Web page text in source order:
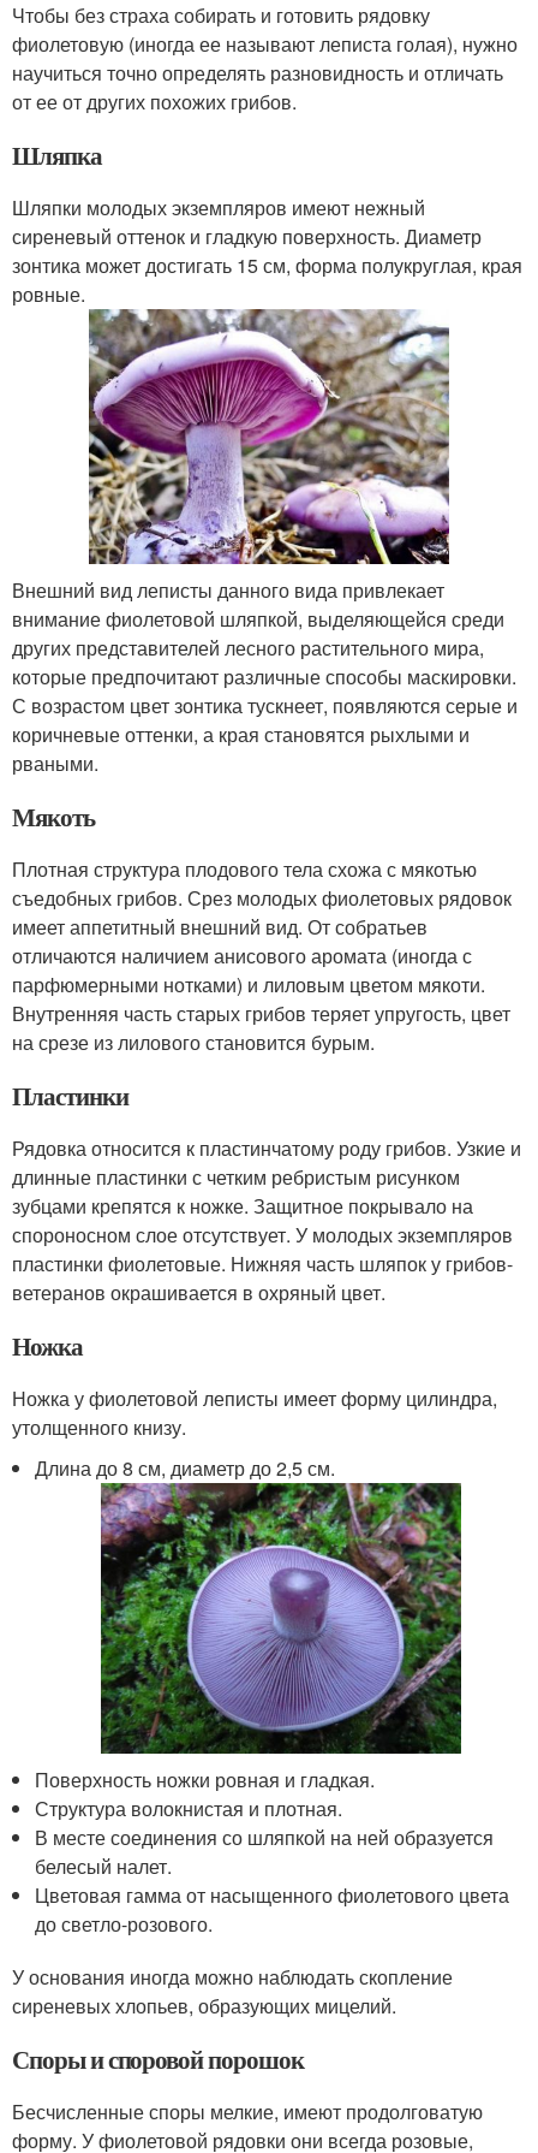
Чтобы без страха собирать и готовить рядовку
фиолетовую (иногда ее называют леписта голая), нужно
научиться точно определять разновидность и отличать
от ее от других похожих грибов.
Шляпка
Шляпки молодых экземпляров имеют нежный
сиреневый оттенок и гладкую поверхность. Диаметр
зонтика может достигать 15 см, форма полукруглая, края
ровные.
Внешний вид леписты данного вида привлекает
внимание фиолетовой шляпкой, выделяющейся среди
других представителей лесного растительного мира,
которые предпочитают различные способы маскировки.
С возрастом цвет зонтика тускнеет, появляются серые и
коричневые оттенки, а края становятся рыхлыми и
рваными.
Мякоть
Плотная структура плодового тела схожа с мякотью
съедобных грибов. Срез молодых фиолетовых рядовок
имеет аппетитный внешний вид. От собратьев
отличаются наличием анисового аромата (иногда с
парфюмерными нотками) и лиловым цветом мякоти.
Внутренняя часть старых грибов теряет упругость, цвет
на срезе из лилового становится бурым.
Пластинки
Рядовка относится к пластинчатому роду грибов. Узкие и
длинные пластинки с четким ребристым рисунком
зубцами крепятся к ножке. Защитное покрывало на
спороносном слое отсутствует. У молодых экземпляров
пластинки фиолетовые. Нижняя часть шляпок у грибов-
ветеранов окрашивается в охряный цвет.
Ножка
Ножка у фиолетовой леписты имеет форму цилиндра,
утолщенного книзу.
Длина до 8 см, диаметр до 2,5 см.
Поверхность ножки ровная и гладкая.
Структура волокнистая и плотная.
В месте соединения со шляпкой на ней образуется
белесый налет.
Цветовая гамма от насыщенного фиолетового цвета
до светло-розового.
У основания иногда можно наблюдать скопление
сиреневых хлопьев, образующих мицелий.
Споры и споровой порошок
Бесчисленные споры мелкие, имеют продолговатую
форму. У фиолетовой рядовки они всегда розовые,